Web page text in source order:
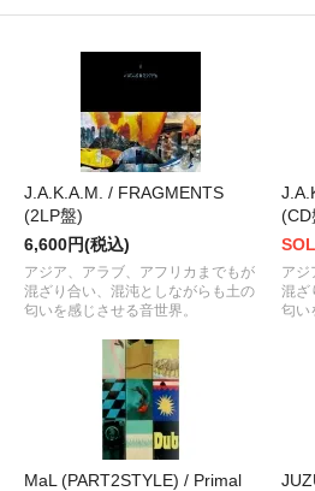
J.A.K.A.M. / FRAGMENTS
(2LP盤)
6,600円(税込)
アジア、アラブ、アフリカまでもが
混ざり合い、混沌としながらも土の
匂いを感じさせる音世界。
(CD
アジ
混ざ
匂い
MaL (PART2STYLE) / Primal